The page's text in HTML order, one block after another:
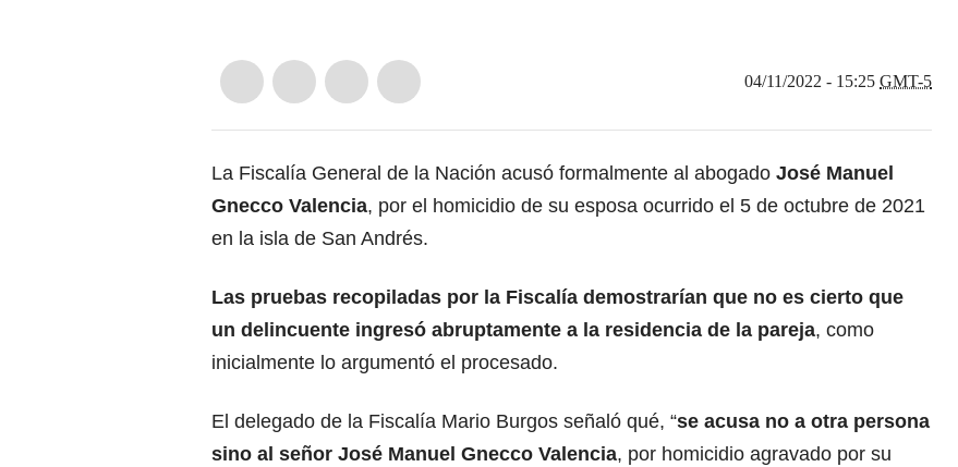
04/11/2022 - 15:25 GMT-5
La Fiscalía General de la Nación acusó formalmente al abogado José Manuel
Gnecco Valencia, por el homicidio de su esposa ocurrido el 5 de octubre de 2021
en la isla de San Andrés.
Las pruebas recopiladas por la Fiscalía demostrarían que no es cierto que
un delincuente ingresó abruptamente a la residencia de la pareja, como
inicialmente lo argumentó el procesado.
El delegado de la Fiscalía Mario Burgos señaló qué, “se acusa no a otra persona
sino al señor José Manuel Gnecco Valencia, por homicidio agravado por su